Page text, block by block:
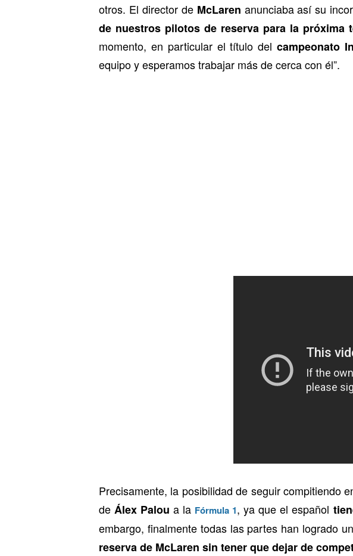
otros. El director de McLaren anunciaba así su
de nuestros pilotos de reserva para la próxima
momento, en particular el título delcampeonato
equipo y esperamos trabajar más de cerca con él”.
Precisamente, la posibilidad de seguir compitiendo
de Álex Palou a la Fórmula 1, ya que el español
embargo, finalmente todas las partes han logrado
reserva de McLaren sin tener que dejar de